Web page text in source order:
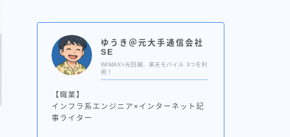
ゆうき＠元大手通信会社
SE
WIMAX×光回線、楽天モバイル 3つを利
用！
【職業】
インフラ系エンジニア×インターネット記
事ライター